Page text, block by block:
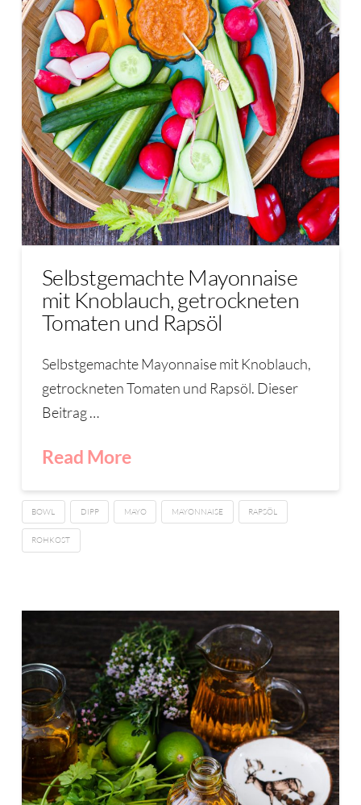
Selbstgemachte Mayonnaise
mit Knoblauch, getrockneten
Tomaten und Rapsöl
Selbstgemachte Mayonnaise mit Knoblauch,
getrockneten Tomaten und Rapsöl. Dieser
Beitrag …
Read More
BOWL DIPP MAYO MAYONNAISE RAPSÖL
ROHKOST